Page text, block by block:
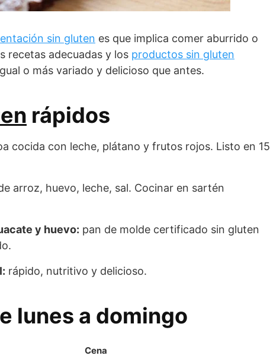
sin gluten es que implica comer aburrido o
recetas adecuadas y los productos sin gluten
o más variado y delicioso que antes.
rápidos
cocida con leche, plátano y frutos rojos. Listo en 15
arroz, huevo, leche, sal. Cocinar en sartén
y huevo: pan de molde certificado sin gluten
rápido, nutritivo y delicioso.
lunes a domingo
Cena